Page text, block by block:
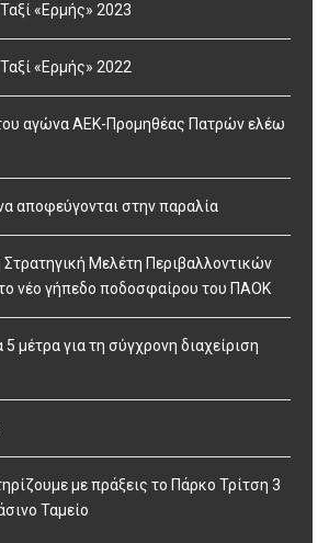
«Ερμής» 2023
«Ερμής» 2022
αγώνα ΑΕΚ-Προμηθέας Πατρών ελέω
αποφεύγονται στην παραλία
Μελέτη Περιβαλλοντικών
νέο γήπεδο ποδοσφαίρου του ΠΑΟΚ
μέτρα για τη σύγχρονη διαχείριση
με πράξεις το Πάρκο Τρίτση 3
Ταμείο